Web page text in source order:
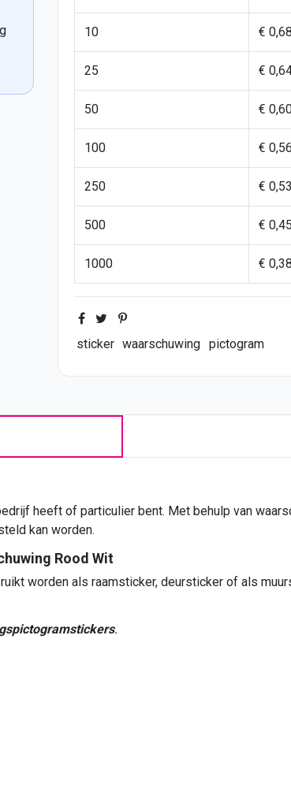
10 € 0,68
25 €
50 €
100 € 0,56
250 € 0,53
500 € 0,45
1000 € 0,38
sticker waarschuwing pictogram
heeft of particulier bent. Met behulp van
kan worden.
Rood Wit
worden als raamsticker, deursticker of als
.